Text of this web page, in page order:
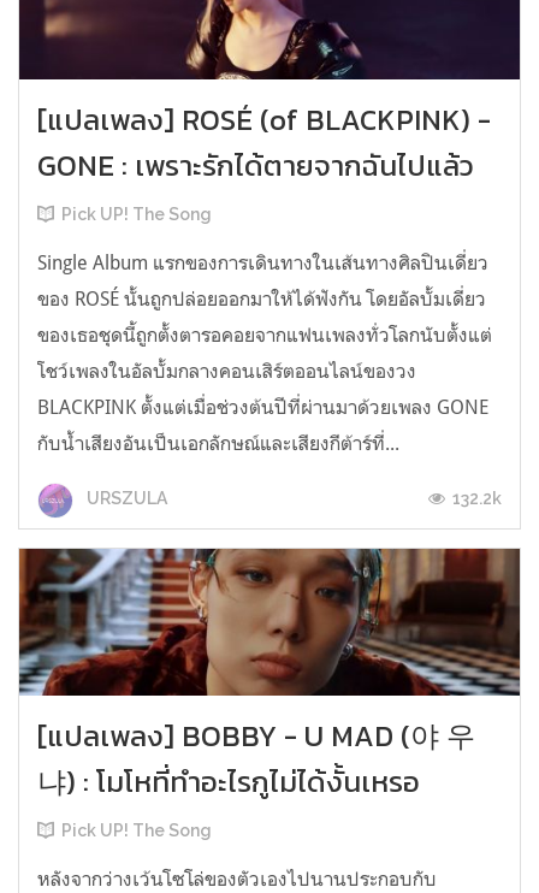
[แปลเพลง] ROSÉ (of BLACKPINK) -
GONE : เพราะรักได้ตายจากฉันไปแล้ว
Pick UP! The Song
Single Album แรกของการเดินทางในเส้นทางศิลปินเดี่ยว
ของ ROSÉ นั้นถูกปล่อยออกมาให้ได้ฟังกัน โดยอัลบั้มเดี่ยว
ของเธอชุดนี้ถูกตั้งตารอคอยจากแฟนเพลงทั่วโลกนับตั้งแต่
โชว์เพลงในอัลบั้มกลางคอนเสิร์ตออนไลน์ของวง
BLACKPINK ตั้งแต่เมื่อช่วงต้นปีที่ผ่านมาด้วยเพลง GONE
กับน้ำเสียงอันเป็นเอกลักษณ์และเสียงกีต้าร์ที่...
URSZULA 132.2k
[แปลเพลง] BOBBY - U MAD (야 우
냐) : โมโหที่ทำอะไรกูไม่ได้งั้นเหรอ
Pick UP! The Song
หลังจากว่างเว้นโซโล่ของตัวเองไปนานประกอบกับ